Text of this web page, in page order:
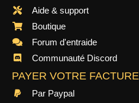
Aide & support
Boutique
Forum d'entraide
Communauté Discord
PAYER VOTRE FACTURE
Par Paypal